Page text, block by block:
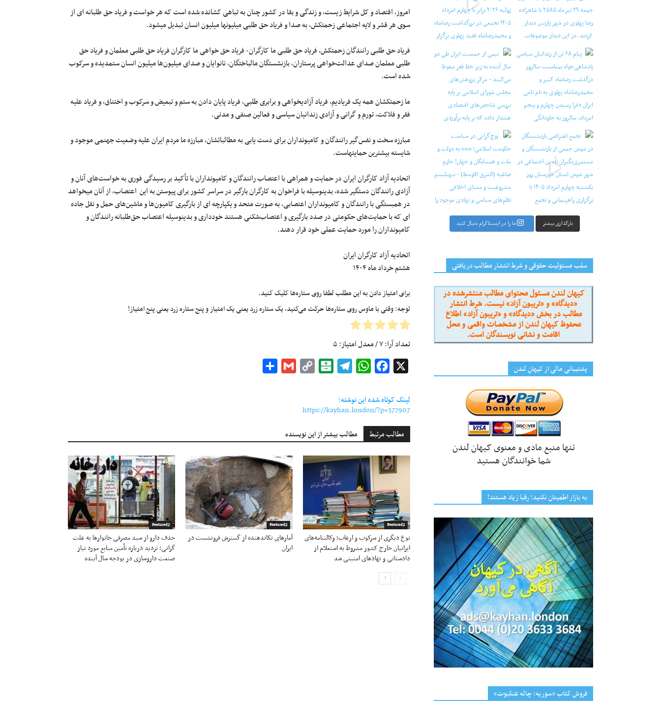
امروز، اقتصاد و کل شرایط زیست، و زندگی و بقا در کشور چنان به تباهی کشانده شده است که هر خواست و فریاد حق طلبانه ای از
سوی هر قشر و لایه اجتماعی زحمتکش، به صدا و فریاد حق طلبی میلیونها میلیون انسان تبدیل میشود.
فریاد حق طلبی رانندگان زحمتکش، فریاد حق طلبی ما کارگران- فریاد حق خواهی ما کارگران فریاد حق طلبی معلمان و فریاد حق
طلبی معلمان صدای عدالت‌خواهی پرستاران، بازنشستگان مالباختگان، نانوایان و صدای میلیون‌ها میلیون انسان ستمدیده و سرکوب
شده است.
ما زحمتکشان همه یک فریادیم، فریاد آزادیخواهی و برابری طلبی، فریاد پایان دادن به ستم و تبعیض و سرکوب و اختناق، و فریاد علیه
فقر و فلاکت، تورم و گرانی و آزادی زندانیان سیاسی و فعالین صنفی و مدنی.
مبارزه سخت و نفس‌گیر رانندگان و کامیونداران برای دست یابی به مطالباتشان، مبارزه ما مردم ایران علیه وضعیت جهنمی موجود و
شایسته بیشترین حمایتهاست.
اتحادیه آزاد کارگران ایران در حمایت و همراهی با اعتصاب رانندگان و کامیونداران با تأکید بر رسیدگی فوری به خواست‌های آنان و
آزادی رانندگان دستگیر شده، بدینوسیله با فراخوان به کارگران بارگیر در سراسر کشور برای پیوستن به این اعتصاب، از آنان میخواهد
در همبستگی با رانندگان و کامیونداران اعتصابی، به صورت متحد و یکپارچه ای از بارگیری کامیون‌ها و ماشین‌های حمل و نقل جاده
ای که با حمایت‌های حکومتی در صدد بارگیری و اعتصاب‌شکنی هستند خودداری و بدینوسیله اعتصاب حق‌طلبانه رانندگان و
کامیونداران را مورد حمایت عملی خود قرار دهند.
اتحادیه آزاد کارگران ایران
هشتم خرداد ماه ۱۴۰۴
برای امتیاز دادن به این مطلب لطفا روی ستاره‌ها کلیک کنید.
توجه: وقتی با ماوس روی ستاره‌ها حرکت می‌کنید، یک ستاره زرد یعنی یک امتیاز و پنج ستاره زرد یعنی پنج امتیاز!
تعداد آرا:۷/ معدل امتیاز:۵
Facebook
WhatsApp
Telegram
Balatarin
Copy
Gmail
لینک کوتاه شده این نوشته:
https://kayhan.london/?p=377907
مطالب مرتبط مطالب بیشتر از این نویسنده
Featured2
حذف دارو از سبد مصرفی خانوارها به‌ علت
گرانی؛ تردید درباره تأمین منابع مورد نیاز
صنعت داروسازی در بودجه سال آینده
Featured2
آمارهای تکاندهنده از گسترش فرونشست در
ایران
Featured2
نوع دیگری از سرکوب و ارعاب؛ وکالتنامه‌های
ایرانیان خارج کشور مشروط به استعلام از
دادستانی و نهادهای امنیتی شد
‏‏‏ ‏‏ ‏ نیمی از جمعیت ایران طی دو سال آینده به ز
‏‏‏ ‏‏ ‏ پوچ‌گرایی در سیاست حکومت اسلامی؛ «نه» به
بارگذاری بیشتر ما را در اینستاگرام دنبال کنید
سلب مسئولیت حقوقی و شرط انتشار مطالب دریافتی
کیهان لندن مسئول محتوای مطالب منتشرشده در
«دیدگاه» و «تریبون آزاد» نیست. شرط انتشار
مطالب در بخش «دیدگاه» و «تریبون آزاد» اطلاع
محفوظ کیهان لندن از مشخصات واقعی و محل
اقامت و نشانی نویسندگان است.
پشتیبانی مالی از کیهانِ لندن
تنها منبع مادی و معنوی کیهان لندن
شما خوانندگان هستید
به بازار اطمینان نکنید؛ رقبا زیاد هستند!
فروش کتاب «سوریه: چاله عنکبوت»